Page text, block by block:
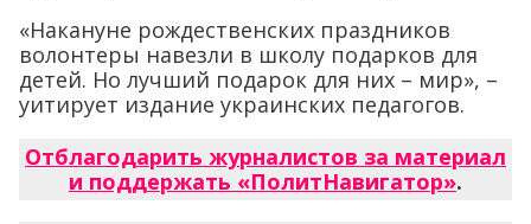
«Накануне рождественских праздников
волонтеры навезли в школу подарков для
детей. Но лучший подарок для них – мир», –
уитирует издание украинских педагогов.
Отблагодарить журналистов за материал
и поддержать «ПолитНавигатор».